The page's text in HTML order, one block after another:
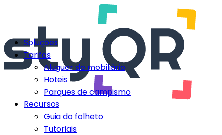
Soluções
Tarifas
Aluguer de mobiliário
Hoteis
Parques de campismo
Recursos
Guia do folheto
Tutoriais